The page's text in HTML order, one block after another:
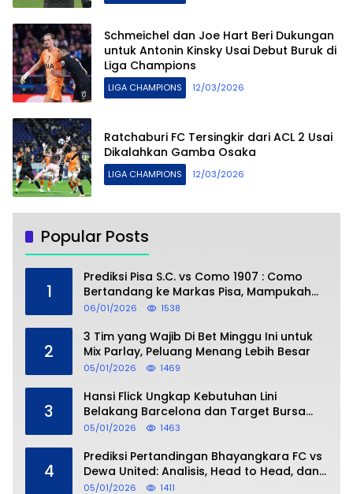
Schmeichel dan Joe Hart Beri Dukungan
untuk Antonin Kinsky Usai Debut Buruk di
Liga Champions
LIGA CHAMPIONS 12/03/2026
Ratchaburi FC Tersingkir dari ACL 2 Usai
Dikalahkan Gamba Osaka
LIGA CHAMPIONS 12/03/2026
Popular Posts
1
Prediksi Pisa S.C. vs Como 1907 : Como
Bertandang ke Markas Pisa, Mampukah
Asuhan Cesc Fàbregas Mencuri Poin?
06/01/2026 1538
2
3 Tim yang Wajib Di Bet Minggu Ini untuk
Mix Parlay, Peluang Menang Lebih Besar
05/01/2026 1469
3
Hansi Flick Ungkap Kebutuhan Lini
Belakang Barcelona dan Target Bursa
Transfer Januari
05/01/2026 1463
4
Prediksi Pertandingan Bhayangkara FC vs
Dewa United: Analisis, Head to Head, dan
Perkiraan Skor
05/01/2026 1411